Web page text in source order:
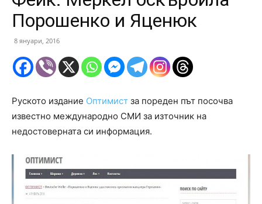
Порошенко и Яценюк
8 януари, 2016
Руското издание Оптимист за пореден път посочва
известно международно СМИ за източник на
недостоверната си информация.